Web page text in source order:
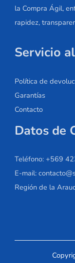
la Compra Ágil,
rapidez,
Servicio
Política de
Garantías
Contacto
Datos de
Teléfono: +569
E-mail:
Región de la